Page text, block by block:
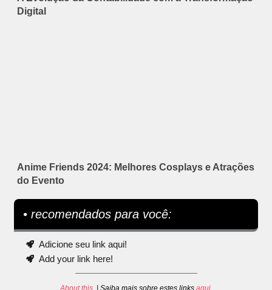
Digital
Anime Friends 2024: Melhores Cosplays e Atrações
do Evento
• recomendados para você:
Adicione seu link aqui!
Add your link here!
About this. | Saiba mais sobre estes links aqui.